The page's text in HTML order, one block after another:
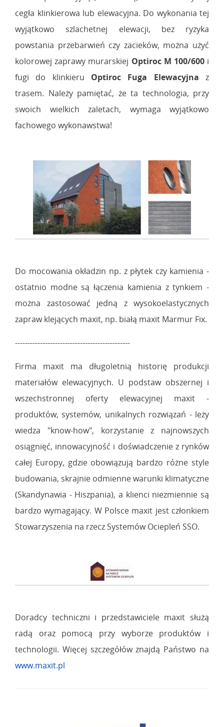
cegła klinkierowa lub elewacyjna. Do wykonania tej
wyjątkowo szlachetnej elewacji, bez ryzyka
powstania przebarwień czy zacieków, można użyć
kolorowej zaprawy murarskiej Optiroc M 100/600i
fugi do klinkieru Optiroc Fuga Elewacyjna z
trasem. Należy pamiętać, że ta technologia, przy
swoich wielkich zaletach, wymaga wyjątkowo
fachowego wykonawstwa!
Do mocowania okładzin np. z płytek czy kamienia -
ostatnio modne są łączenia kamienia z tynkiem -
można zastosować jedną z wysokoelastycznych
zapraw klejących maxit, np. białą maxit Marmur Fix.
----------------------------------------------
Firma maxit ma długoletnią historię produkcji
materiałów elewacyjnych. U podstaw obszernej i
wszechstronnej oferty elewacyjnej maxit -
produktów, systemów, unikalnych rozwiązań - leży
wiedza "know-how", korzystanie z najnowszych
osiągnięć, innowacyjność i doświadczenie z rynków
całej Europy, gdzie obowiązują bardzo różne style
budowania, skrajnie odmienne warunki klimatyczne
(Skandynawia - Hiszpania), a klienci niezmiennie są
bardzo wymagający. W Polsce maxit jest członkiem
Stowarzyszenia na rzecz Systemów Ociepleń SSO.
Doradcy techniczni i przedstawiciele maxit służą
radą oraz pomocą przy wyborze produktów i
technologii. Więcej szczegółów znajdą Państwo na
www.maxit.pl